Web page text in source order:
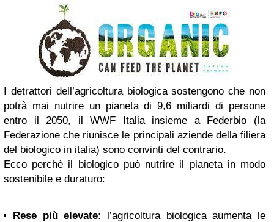
I detrattori dell’agricoltura biologica sostengono che non
potrà mai nutrire un pianeta di 9,6 miliardi di persone
entro il 2050, il WWF Italia insieme a Federbio (la
Federazione che riunisce le principali aziende della filiera
del biologico in italia) sono convinti del contrario.
Ecco perchè il biologico può nutrire il pianeta in modo
sostenibile e duraturo:
Rese più elevate: l’agricoltura biologica aumenta le